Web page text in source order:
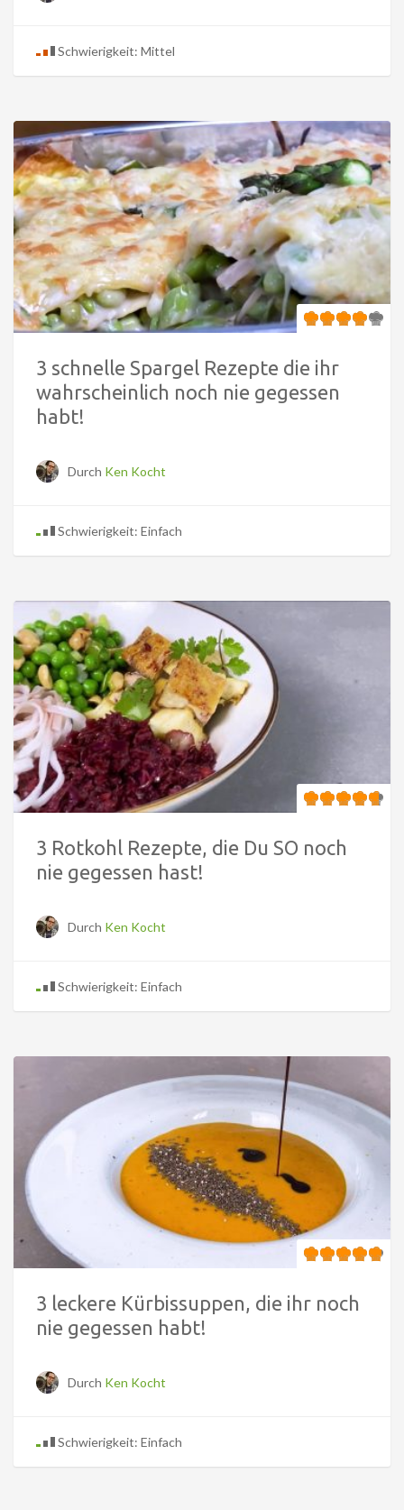
Schwierigkeit: Mittel
3 schnelle Spargel Rezepte die ihr
wahrscheinlich noch nie gegessen
habt!
Durch Ken Kocht
Schwierigkeit: Einfach
3 Rotkohl Rezepte, die Du SO noch
nie gegessen hast!
Durch Ken Kocht
Schwierigkeit: Einfach
3 leckere Kürbissuppen, die ihr noch
nie gegessen habt!
Durch Ken Kocht
Schwierigkeit: Einfach